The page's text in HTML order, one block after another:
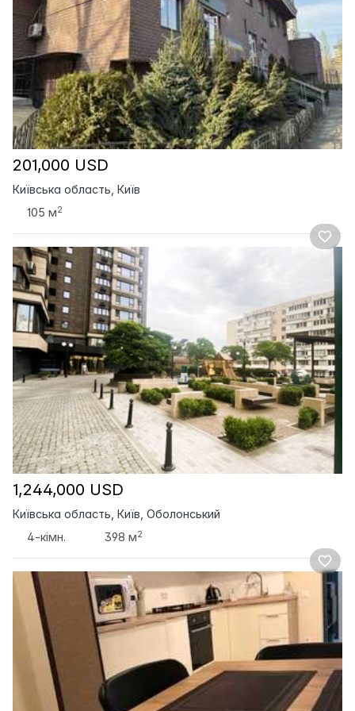
201,000 USD
Київська область, Київ
105 м2
1,244,000 USD
Київська область, Київ, Оболонський
4-кімн.
398 м2